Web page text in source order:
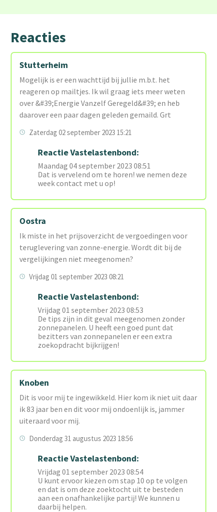
Reacties
Stutterheim
Mogelijk is er een wachttijd bij jullie m.b.t. het
reageren op mailtjes. Ik wil graag iets meer weten
over &#39;Energie Vanzelf Geregeld&#39; en heb
daarover een paar dagen geleden gemaild. Grt
Zaterdag 02 september 2023 15:21
Reactie Vastelastenbond:
Maandag 04 september 2023 08:51
Dat is vervelend om te horen! we nemen deze
week contact met u op!
Oostra
Ik miste in het prijsoverzicht de vergoedingen voor
teruglevering van zonne-energie. Wordt dit bij de
vergelijkingen niet meegenomen?
Vrijdag 01 september 2023 08:21
Reactie Vastelastenbond:
Vrijdag 01 september 2023 08:53
De tips zijn in dit geval meegenomen zonder
zonnepanelen. U heeft een goed punt dat
bezitters van zonnepanelen er een extra
zoekopdracht bijkrijgen!
Knoben
Dit is voor mij te ingewikkeld. Hier kom ik niet uit daar
ik 83 jaar ben en dit voor mij ondoenlijk is, jammer
uiteraard voor mij.
Donderdag 31 augustus 2023 18:56
Reactie Vastelastenbond:
Vrijdag 01 september 2023 08:54
U kunt ervoor kiezen om stap 10 op te volgen
en dat is om deze zoektocht uit te besteden
aan een onafhankelijke partij! We kunnen u
daarbij helpen.